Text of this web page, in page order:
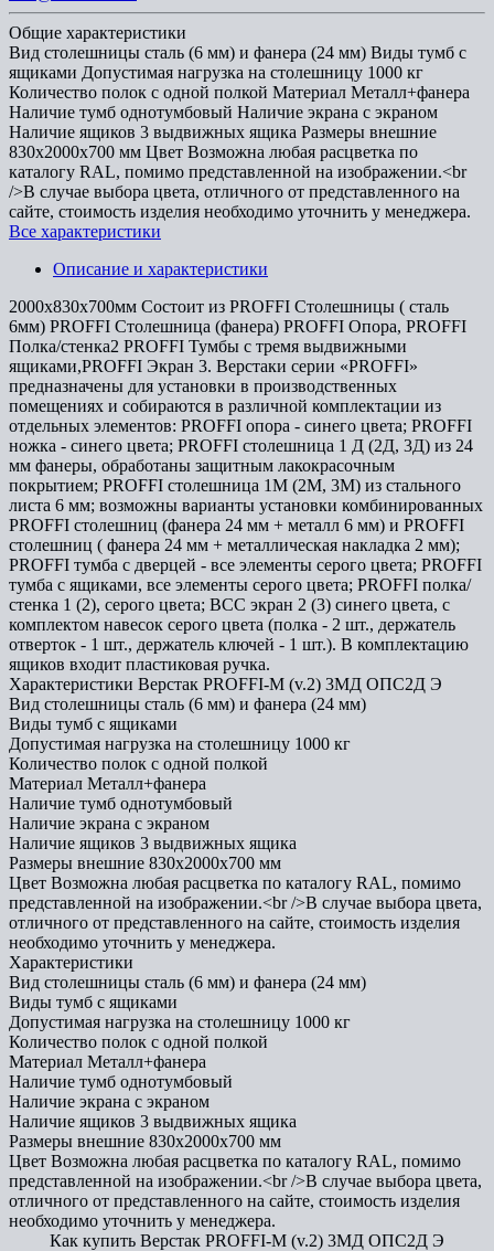
Общие характеристики
Вид столешницы сталь (6 мм) и фанера (24 мм) Виды тумб с
ящиками Допустимая нагрузка на столешницу 1000 кг
Количество полок с одной полкой Материал Металл+фанера
Наличие тумб однотумбовый Наличие экрана с экраном
Наличие ящиков 3 выдвижных ящика Размеры внешние
830x2000x700 мм Цвет Возможна любая расцветка по
каталогу RAL, помимо представленной на изображении.<br
/>В случае выбора цвета, отличного от представленного на
сайте, стоимость изделия необходимо уточнить у менеджера.
Все характеристики
Описание и характеристики
2000х830х700мм Состоит из PROFFI Столешницы ( сталь
6мм) PROFFI Столешница (фанера) PROFFI Опора, PROFFI
Полка/стенка2 PROFFI Тумбы с тремя выдвижными
ящиками,PROFFI Экран 3. Верстаки серии «PROFFI»
предназначены для установки в производственных
помещениях и собираются в различной комплектации из
отдельных элементов: PROFFI опора - синего цвета; PROFFI
ножка - синего цвета; PROFFI столешница 1 Д (2Д, 3Д) из 24
мм фанеры, обработаны защитным лакокрасочным
покрытием; PROFFI столешница 1М (2М, 3М) из стального
листа 6 мм; возможны варианты установки комбинированных
PROFFI столешниц (фанера 24 мм + металл 6 мм) и PROFFI
столешниц ( фанера 24 мм + металлическая накладка 2 мм);
PROFFI тумба с дверцей - все элементы серого цвета; PROFFI
тумба с ящиками, все элементы серого цвета; PROFFI полка/
стенка 1 (2), серого цвета; ВСС экран 2 (3) синего цвета, с
комплектом навесок серого цвета (полка - 2 шт., держатель
отверток - 1 шт., держатель ключей - 1 шт.). В комплектацию
ящиков входит пластиковая ручка.
Характеристики Верстак PROFFI-M (v.2) 3МД ОПС2Д Э
Вид столешницы сталь (6 мм) и фанера (24 мм)
Виды тумб с ящиками
Допустимая нагрузка на столешницу 1000 кг
Количество полок с одной полкой
Материал Металл+фанера
Наличие тумб однотумбовый
Наличие экрана с экраном
Наличие ящиков 3 выдвижных ящика
Размеры внешние 830x2000x700 мм
Цвет Возможна любая расцветка по каталогу RAL, помимо
представленной на изображении.<br />В случае выбора цвета,
отличного от представленного на сайте, стоимость изделия
необходимо уточнить у менеджера.
Характеристики
Вид столешницы сталь (6 мм) и фанера (24 мм)
Виды тумб с ящиками
Допустимая нагрузка на столешницу 1000 кг
Количество полок с одной полкой
Материал Металл+фанера
Наличие тумб однотумбовый
Наличие экрана с экраном
Наличие ящиков 3 выдвижных ящика
Размеры внешние 830x2000x700 мм
Цвет Возможна любая расцветка по каталогу RAL, помимо
представленной на изображении.<br />В случае выбора цвета,
отличного от представленного на сайте, стоимость изделия
необходимо уточнить у менеджера.
Как купить Верстак PROFFI-M (v.2) 3МД ОПС2Д Э